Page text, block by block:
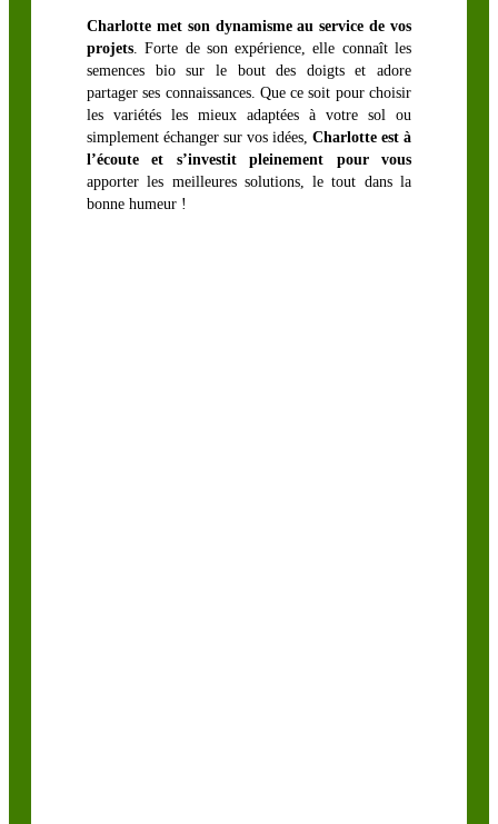
COUVERT
VÉGÉTAUX
Moutarde
Phacélie
Radis
Charlotte met son dynamisme au service de vos
projets . Forte de son expérience, elle connaît les
semences bio sur le bout des doigts et adore
partager ses connaissances. Que ce soit pour choisir
les variétés les mieux adaptées à votre sol ou
simplement échanger sur vos idées, Charlotte est à
l’écoute et s’investit pleinement pour vous
apporter les meilleures solutions, le tout dans la
bonne humeur !